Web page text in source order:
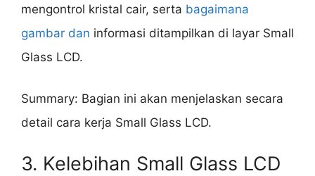
mengontrol kristal cair, serta bagaimana
gambar dan informasi ditampilkan di layar Small
Glass LCD.
Summary: Bagian ini akan menjelaskan secara
detail cara kerja Small Glass LCD.
3. Kelebihan Small Glass LCD